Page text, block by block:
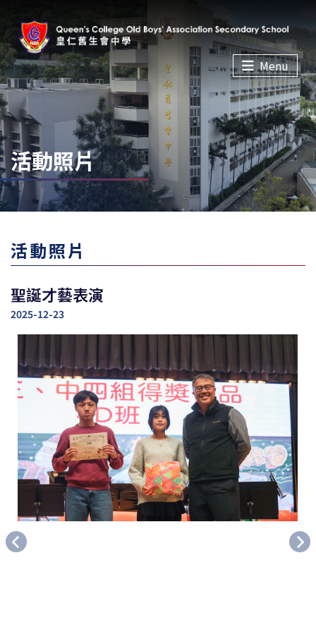
Menu
活動照片
活動照片
聖誕才藝表演
2025-12-23